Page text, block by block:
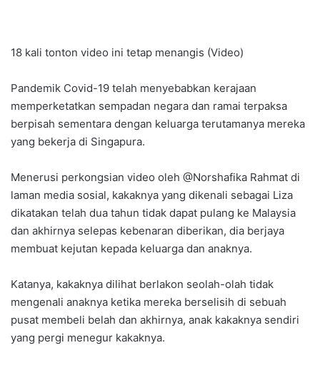
18 kali tonton video ini tetap menangis (Video)
Pandemik Covid-19 telah menyebabkan kerajaan
memperketatkan sempadan negara dan ramai terpaksa
berpisah sementara dengan keluarga terutamanya mereka
yang bekerja di Singapura.
Menerusi perkongsian video oleh @Norshafika Rahmat di
laman media sosial, kakaknya yang dikenali sebagai Liza
dikatakan telah dua tahun tidak dapat pulang ke Malaysia
dan akhirnya selepas kebenaran diberikan, dia berjaya
membuat kejutan kepada keluarga dan anaknya.
Katanya, kakaknya dilihat berlakon seolah-olah tidak
mengenali anaknya ketika mereka berselisih di sebuah
pusat membeli belah dan akhirnya, anak kakaknya sendiri
yang pergi menegur kakaknya.